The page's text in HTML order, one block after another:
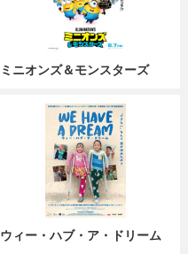
ミニオンズ＆モンスターズ
ウィー・ハブ・ア・ドリーム